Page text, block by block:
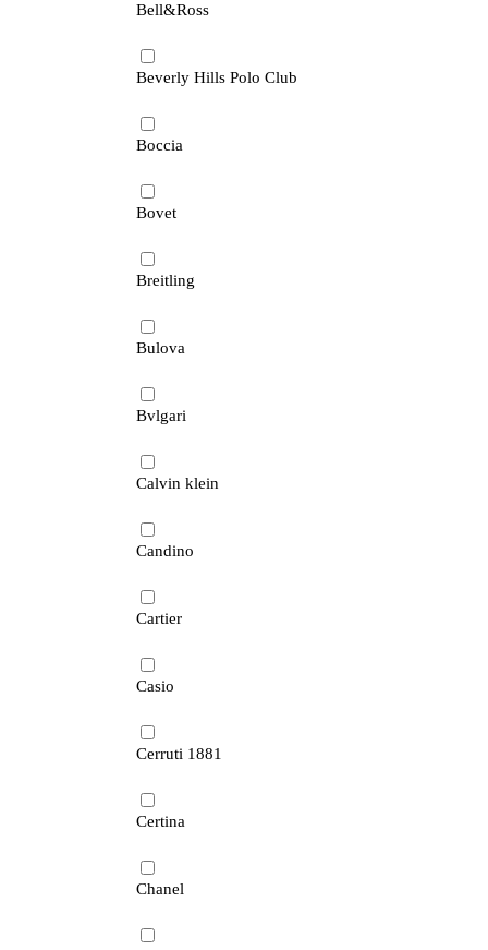
Bell&Ross
Beverly Hills Polo Club
Boccia
Bovet
Breitling
Bulova
Bvlgari
Calvin klein
Candino
Cartier
Casio
Cerruti 1881
Certina
Chanel